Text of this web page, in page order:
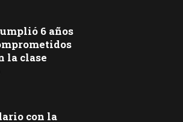
6 años
la clase
con la